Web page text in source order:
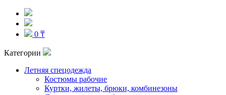
0 ₸
Категории
Летняя спецодежда
Костюмы рабочие
Куртки, жилеты, брюки, комбинезоны